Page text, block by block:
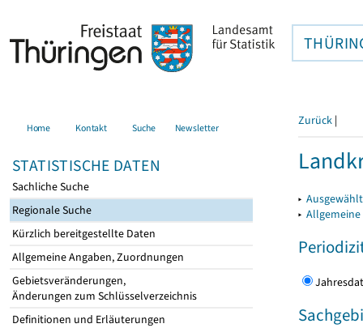
Home Kontakt Suche Newsletter
STATISTISCHE DATEN
Sachliche Suche
Regionale Suche
Kürzlich bereitgestellte Daten
Allgemeine Angaben, Zuordnungen
Gebietsveränderungen,
Änderungen zum Schlüsselverzeichnis
Definitionen und Erläuterungen
Zurück |
▸
▸